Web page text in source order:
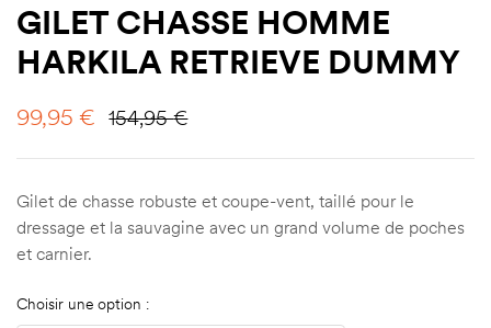
GILET CHASSE HOMME
HARKILA RETRIEVE DUMMY
154,95€
99,95 €
Gilet de chasse robuste et coupe-vent, taillé pour le
dressage et la sauvagine avec un grand volume de poches
et carnier.
Choisir une option :